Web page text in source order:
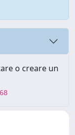
o creare un